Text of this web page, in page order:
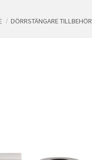
DÖRRSTÄNGARE TILLBEHÖR